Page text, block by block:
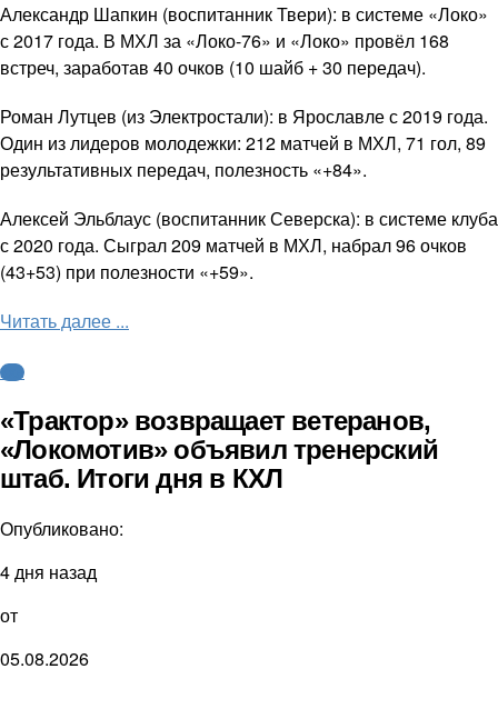
Александр Шапкин (воспитанник Твери): в системе «Локо»
с 2017 года. В МХЛ за «Локо-76» и «Локо» провёл 168
встреч, заработав 40 очков (10 шайб + 30 передач).
Роман Лутцев (из Электростали): в Ярославле с 2019 года.
Один из лидеров молодежки: 212 матчей в МХЛ, 71 гол, 89
результативных передач, полезность «+84».
Алексей Эльблаус (воспитанник Северска): в системе клуба
с 2020 года. Сыграл 209 матчей в МХЛ, набрал 96 очков
(43+53) при полезности «+59».
Читать далее ...
КХЛ
«Трактор» возвращает ветеранов,
«Локомотив» объявил тренерский
штаб. Итоги дня в КХЛ
Опубликовано:
4 дня назад
от
05.08.2026